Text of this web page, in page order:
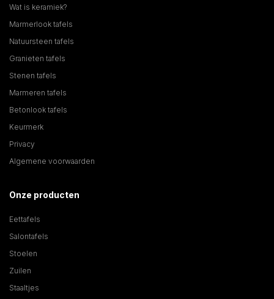
Wat is keramiek?
Marmerlook tafels
Natuursteen tafels
Granieten tafels
Stenen tafels
Marmeren tafels
Betonlook tafels
Keurmerk
Privacy
Algemene voorwaarden
Onze producten
Eettafels
Salontafels
Stoelen
Zuilen
Staaltjes